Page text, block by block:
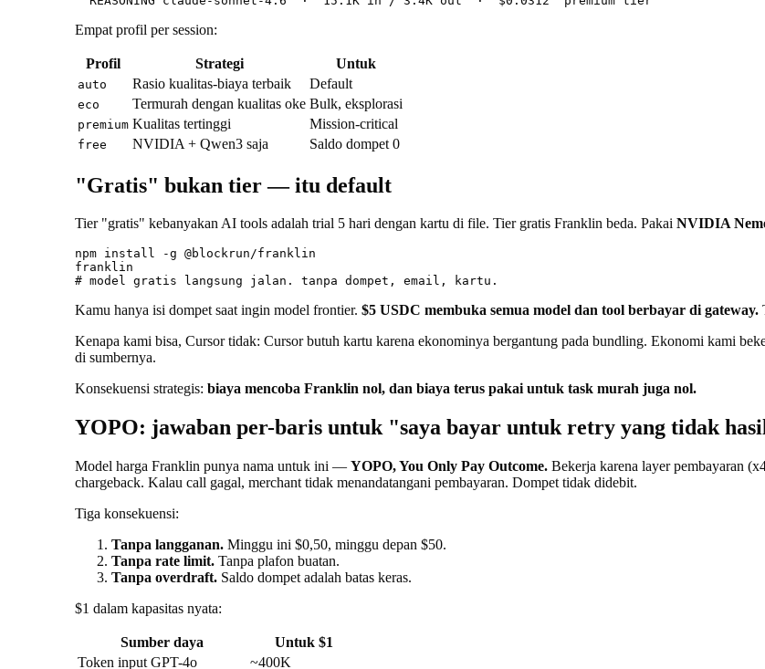
Empat profil per session:
Profil Strategi Untuk
auto Rasio kualitas-biaya terbaik Default
eco Termurah dengan kualitas oke Bulk, eksplorasi
premium Kualitas tertinggi Mission-critical
free NVIDIA + Qwen3 saja Saldo dompet 0
"Gratis" bukan tier — itu default
Tier "gratis" kebanyakan AI tools adalah trial 5 hari dengan kartu di file. Tier gratis Franklin beda. Pakai NVIDIA
npm install -g @blockrun/franklin
franklin
Kamu hanya isi dompet saat ingin model frontier. $5 USDC membuka semua model dan tool berbayar di gateway.
Kenapa kami bisa, Cursor tidak: Cursor butuh kartu karena ekonominya bergantung pada bundling. Ekonomi kami
di sumbernya.
Konsekuensi strategis: biaya mencoba Franklin nol, dan biaya terus pakai untuk task murah juga nol.
YOPO: jawaban per-baris untuk "saya bayar untuk retry yang tidak
Model harga Franklin punya nama untuk ini — YOPO, You Only Pay Outcome. Bekerja karena layer pembayaran
chargeback. Kalau call gagal, merchant tidak menandatangani pembayaran. Dompet tidak didebit.
Tiga konsekuensi:
Tanpa langganan. Minggu ini $0,50, minggu depan $50.
Tanpa rate limit. Tanpa plafon buatan.
Tanpa overdraft. Saldo dompet adalah batas keras.
$1 dalam kapasitas nyata:
Sumber daya
Untuk $1
Token input GPT-4o
~400K